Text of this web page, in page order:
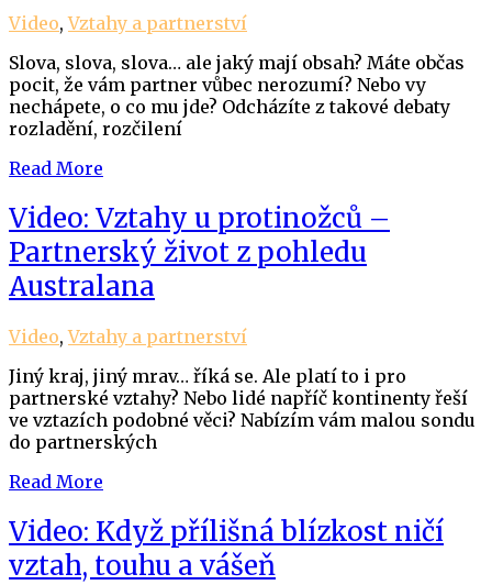
Video,Vztahy a partnerství
Slova, slova, slova… ale jaký mají obsah? Máte občas
pocit, že vám partner vůbec nerozumí? Nebo vy
nechápete, o co mu jde? Odcházíte z takové debaty
rozladění, rozčilení
Read More
Video: Vztahy u protinožců –
Partnerský život z pohledu
Australana
Video,Vztahy a partnerství
Jiný kraj, jiný mrav… říká se. Ale platí to i pro
partnerské vztahy? Nebo lidé napříč kontinenty řeší
ve vztazích podobné věci? Nabízím vám malou sondu
do partnerských
Read More
Video: Když přílišná blízkost ničí
vztah, touhu a vášeň